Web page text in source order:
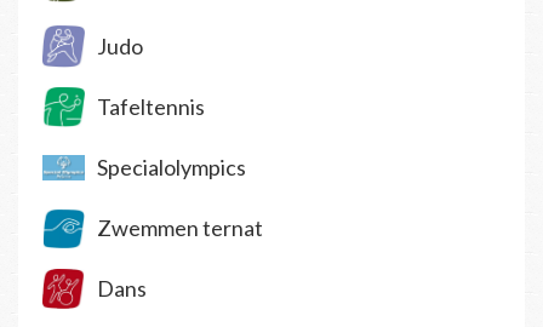
Judo
Tafeltennis
Specialolympics
Zwemmen ternat
Dans